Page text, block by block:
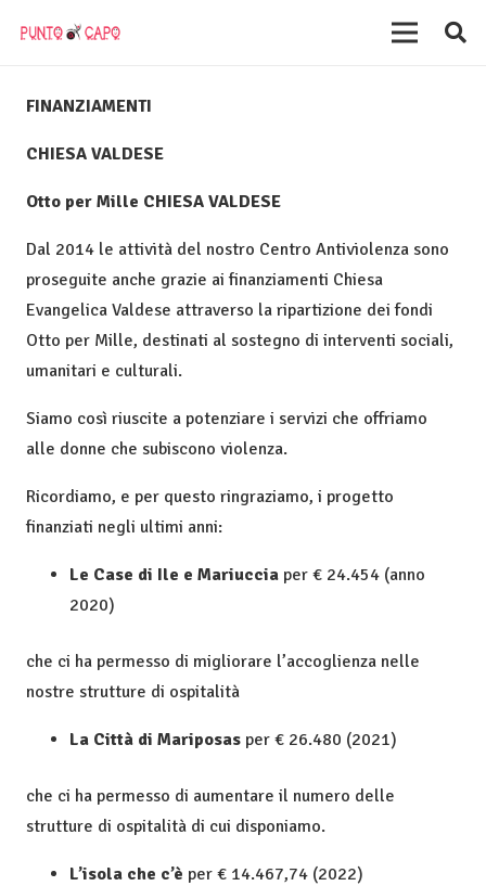
FINANZIAMENTI
CHIESA VALDESE
Otto per Mille CHIESA VALDESE
Dal 2014 le attività del nostro Centro Antiviolenza sono
proseguite anche grazie ai finanziamenti Chiesa
Evangelica Valdese attraverso la ripartizione dei fondi
Otto per Mille, destinati al sostegno di interventi sociali,
umanitari e culturali.
Siamo così riuscite a potenziare i servizi che offriamo
alle donne che subiscono violenza.
Ricordiamo, e per questo ringraziamo, i progetto
finanziati negli ultimi anni:
Le Case di Ile e Mariuccia per € 24.454 (anno
2020)
che ci ha permesso di migliorare l’accoglienza nelle
nostre strutture di ospitalità
La Città di Mariposas per € 26.480 (2021)
che ci ha permesso di aumentare il numero delle
strutture di ospitalità di cui disponiamo.
L’isola che c’è per € 14.467,74 (2022)